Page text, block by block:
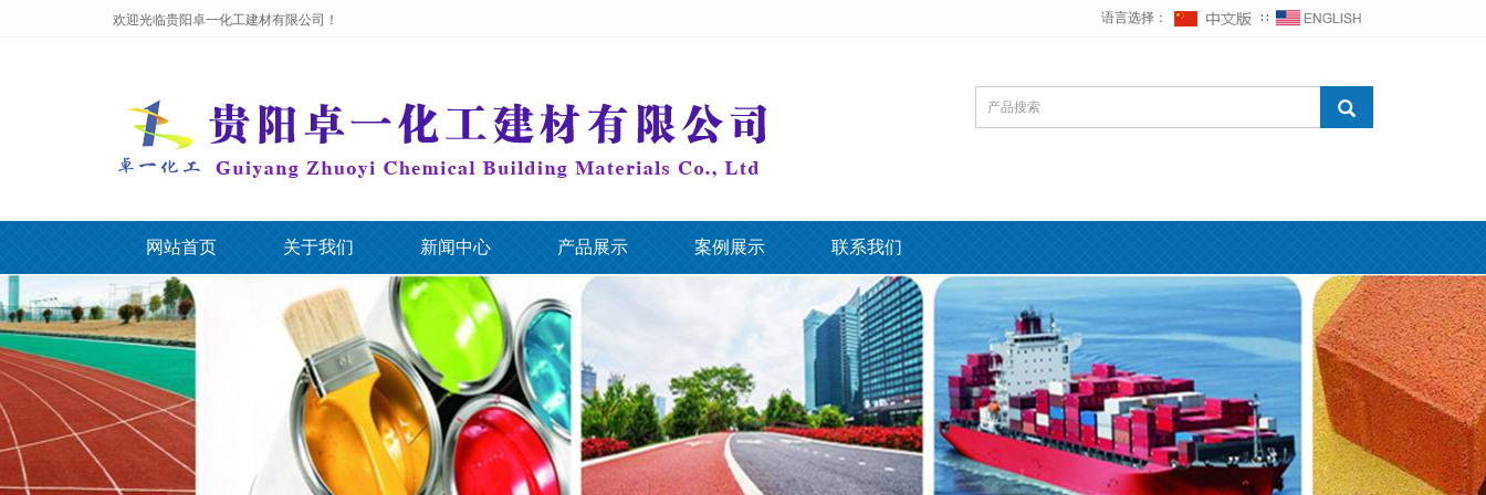
欢迎光临贵阳卓一化工建材有限公司！ 语言选择： ∷
网站首页 关于我们 新闻中心 产品展示 案例展示 联系我们